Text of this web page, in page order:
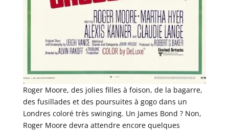
Roger Moore, des jolies filles à foison, de la bagarre,
des fusillades et des poursuites à gogo dans un
Londres coloré très swinging. Un James Bond ? Non,
Roger Moore devra attendre encore quelques